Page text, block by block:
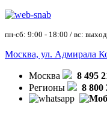
пн-сб: 9:00 - 18:00 / вс:
Москва, ул. Адмирала
Москва
8 495
Регионы
8 800